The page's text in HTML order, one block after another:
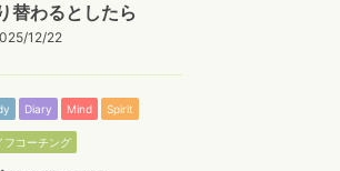
替わるとしたら
12/22
Diary Mind Spirit
フコーチング